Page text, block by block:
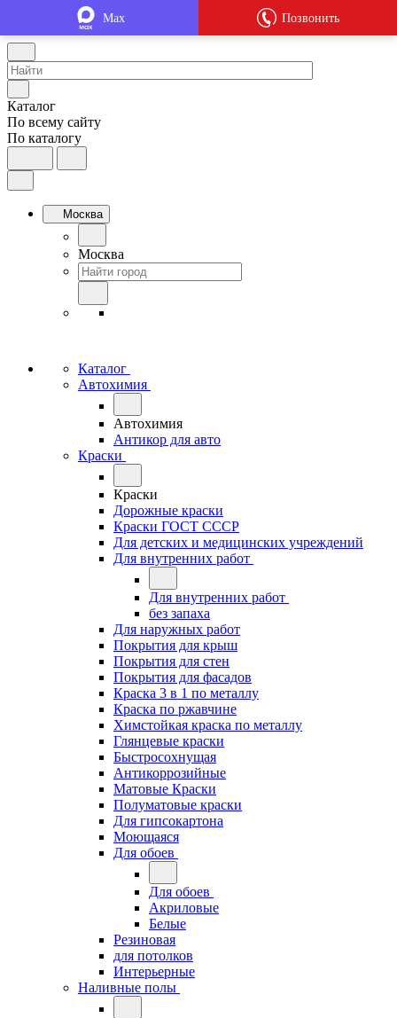
Каталог
По всему сайту
По каталогу
Москва
Москва
Каталог
Автохимия
Автохимия
Антикор для авто
Краски
Краски
Дорожные краски
Краски ГОСТ СССР
Для детских и медицинских учреждений
Для внутренних работ
Для внутренних работ
без запаха
Для наружных работ
Покрытия для крыш
Покрытия для стен
Покрытия для фасадов
Краска 3 в 1 по металлу
Краска по ржавчине
Химстойкая краска по металлу
Глянцевые краски
Быстросохнущая
Антикоррозийные
Матовые Краски
Полуматовые краски
Для гипсокартона
Моющаяся
Для обоев
Для обоев
Акриловые
Белые
Резиновая
для потолков
Интерьерные
Наливные полы
Max Позвонить